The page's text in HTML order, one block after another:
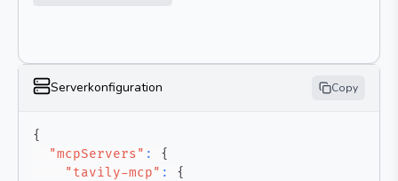
Serverkonfiguration Copy
{
"mcpServers" :
{
"tavily-mcp" :
{